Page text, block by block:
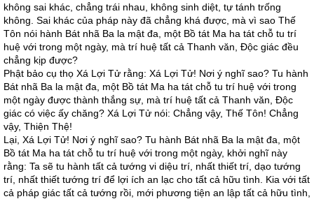
không sai khác, chẳng trái nhau, không sinh diệt, tự tánh trống
không. Sai khác của pháp này đã chẳng khá được, mà vì sao Thế
Tôn nói hành Bát nhã Ba la mật đa, một Bồ tát Ma ha tát chỗ tu trí
huệ với trong một ngày, mà trí huệ tất cả Thanh văn, Độc giác đều
chẳng kịp được?
Phật bảo cụ thọ Xá Lợi Tử rằng: Xá Lợi Tử! Nơi ý nghĩ sao? Tu hành
Bát nhã Ba la mật đa, một Bồ tát Ma ha tát chỗ tu trí huệ với trong
một ngày được thành thắng sự, mà trí huệ tất cả Thanh văn, Độc
giác có việc ấy chăng? Xá Lợi Tử nói: Chẳng vậy, Thế Tôn! Chẳng
vậy, Thiện Thệ!
Lại, Xá Lợi Tử! Nơi ý nghĩ sao? Tu hành Bát nhã Ba la mật đa, một
Bồ tát Ma ha tát chỗ tu trí huệ với trong một ngày, khởi nghĩ này
rằng: Ta sẽ tu hành tất cả tướng vi diệu trí, nhất thiết trí, dạo tướng
trí, nhất thiết tướng trí để lợi ích an lạc cho tất cả hữu tình. Kia với tất
cả pháp giác tất cả tướng rồi, mới phương tiện an lập tất cả hữu tình,